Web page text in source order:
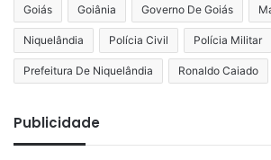
Goiás Goiânia Governo De Goiás
Niquelândia Polícia Civil Polícia Militar
Prefeitura De Niquelândia Ronaldo Caiado
Publicidade